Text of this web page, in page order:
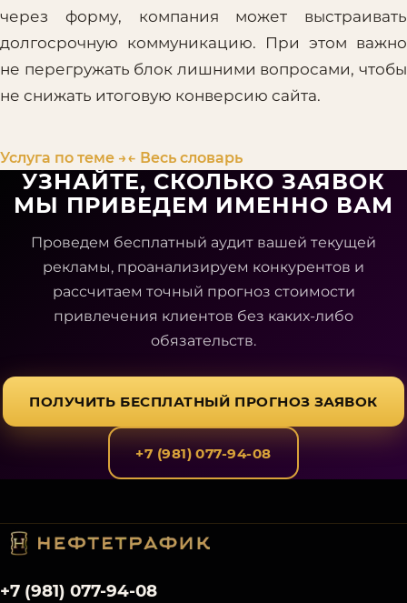
через форму, компания может выстраивать
долгосрочную коммуникацию. При этом важно
не перегружать блок лишними вопросами, чтобы
не снижать итоговую конверсию сайта.
Услуга по теме →← Весь словарь
УЗНАЙТЕ, СКОЛЬКО ЗАЯВОК
МЫ ПРИВЕДЕМ ИМЕННО ВАМ
Проведем бесплатный аудит вашей текущей
рекламы, проанализируем конкурентов и
рассчитаем точный прогноз стоимости
привлечения клиентов без каких-либо
обязательств.
ПОЛУЧИТЬ БЕСПЛАТНЫЙ ПРОГНОЗ ЗАЯВОК
+7 (981) 077-94-08
+7 (981) 077-94-08